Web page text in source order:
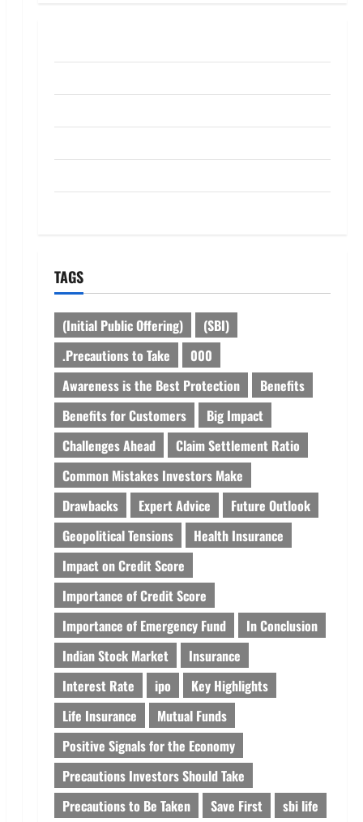
TAGS
(Initial Public Offering)
(SBI)
.Precautions to Take
000
Awareness is the Best Protection
Benefits
Benefits for Customers
Big Impact
Challenges Ahead
Claim Settlement Ratio
Common Mistakes Investors Make
Drawbacks
Expert Advice
Future Outlook
Geopolitical Tensions
Health Insurance
Impact on Credit Score
Importance of Credit Score
Importance of Emergency Fund
In Conclusion
Indian Stock Market
Insurance
Interest Rate
ipo
Key Highlights
Life Insurance
Mutual Funds
Positive Signals for the Economy
Precautions Investors Should Take
Precautions to Be Taken
Save First
sbi life